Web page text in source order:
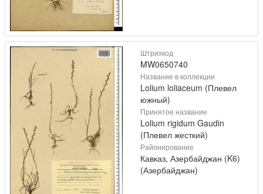
Штрихкод
MW0650740
Название в коллекции
Lolium loliaceum (Плевел
южный)
Принятое название
Lolium rigidum Gaudin
(Плевел жесткий)
Районирование
Кавказ, Азербайджан (K6)
(Азербайджан)